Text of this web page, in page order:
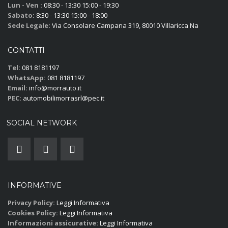
Lun - Ven : 08:30 - 13:30 15:00 - 19:30
Sabato: 8:30 - 13:30 15:00 - 18:00
Sede Legale: Via Consolare Campana 319, 80010 Villaricca Na
CONTATTI
Tel: 081 8181197
WhatsApp: 081 8181197
Email: info@morrauto.it
PEC: automobilimorrasrl@pec.it
SOCIAL NETWORK
INFORMATIVE
Privacy Policy: Leggi Informativa
Cookies Policy: Leggi Informativa
Informazioni assicurative: Leggi Informativa